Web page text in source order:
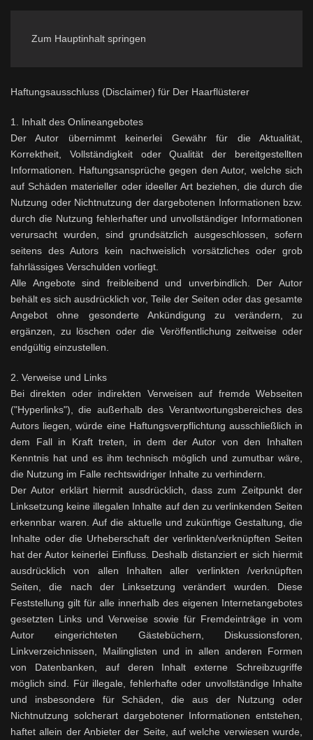
Zum Hauptinhalt springen
Haftungsausschluss (Disclaimer) für Der Haarflüsterer
1. Inhalt des Onlineangebotes
Der Autor übernimmt keinerlei Gewähr für die Aktualität,
Korrektheit, Vollständigkeit oder Qualität der bereitgestellten
Informationen. Haftungsansprüche gegen den Autor, welche sich
auf Schäden materieller oder ideeller Art beziehen, die durch die
Nutzung oder Nichtnutzung der dargebotenen Informationen bzw.
durch die Nutzung fehlerhafter und unvollständiger Informationen
verursacht wurden, sind grundsätzlich ausgeschlossen, sofern
seitens des Autors kein nachweislich vorsätzliches oder grob
fahrlässiges Verschulden vorliegt.
Alle Angebote sind freibleibend und unverbindlich. Der Autor
behält es sich ausdrücklich vor, Teile der Seiten oder das gesamte
Angebot ohne gesonderte Ankündigung zu verändern, zu
ergänzen, zu löschen oder die Veröffentlichung zeitweise oder
endgültig einzustellen.
2. Verweise und Links
Bei direkten oder indirekten Verweisen auf fremde Webseiten
("Hyperlinks"), die außerhalb des Verantwortungsbereiches des
Autors liegen, würde eine Haftungsverpflichtung ausschließlich in
dem Fall in Kraft treten, in dem der Autor von den Inhalten
Kenntnis hat und es ihm technisch möglich und zumutbar wäre,
die Nutzung im Falle rechtswidriger Inhalte zu verhindern.
Der Autor erklärt hiermit ausdrücklich, dass zum Zeitpunkt der
Linksetzung keine illegalen Inhalte auf den zu verlinkenden Seiten
erkennbar waren. Auf die aktuelle und zukünftige Gestaltung, die
Inhalte oder die Urheberschaft der verlinkten/verknüpften Seiten
hat der Autor keinerlei Einfluss. Deshalb distanziert er sich hiermit
ausdrücklich von allen Inhalten aller verlinkten /verknüpften
Seiten, die nach der Linksetzung verändert wurden. Diese
Feststellung gilt für alle innerhalb des eigenen Internetangebotes
gesetzten Links und Verweise sowie für Fremdeinträge in vom
Autor eingerichteten Gästebüchern, Diskussionsforen,
Linkverzeichnissen, Mailinglisten und in allen anderen Formen
von Datenbanken, auf deren Inhalt externe Schreibzugriffe
möglich sind. Für illegale, fehlerhafte oder unvollständige Inhalte
und insbesondere für Schäden, die aus der Nutzung oder
Nichtnutzung solcherart dargebotener Informationen entstehen,
haftet allein der Anbieter der Seite, auf welche verwiesen wurde,